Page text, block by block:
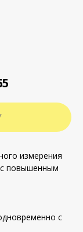
измерения
с повышенным
с